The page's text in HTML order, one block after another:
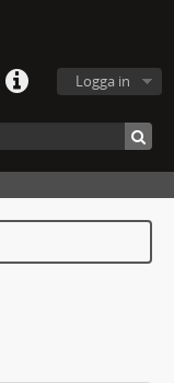
Logga in